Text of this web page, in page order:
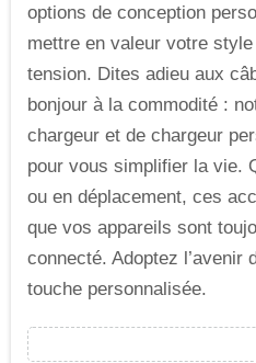
options de conception
mettre en valeur votre
tension. Dites adieu aux
bonjour à la commodité :
chargeur et de chargeur
pour vous simplifier la vie.
ou en déplacement, ces
que vos appareils sont
connecté. Adoptez l’avenir
touche personnalisée.